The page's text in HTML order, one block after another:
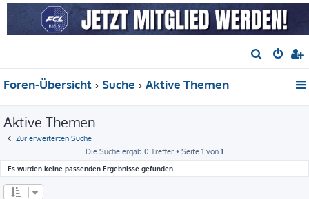
u
h
Foren-Übersicht Suche Aktive Themen
Aktive Themen
Zur erweiterten Suche
Die Suche ergab 0 Treffer • Seite 1 von 1
Es wurden keine passenden Ergebnisse gefunden.